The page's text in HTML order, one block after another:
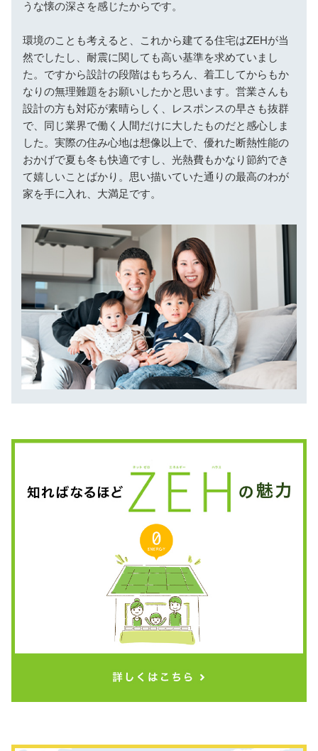
うな懐の深さを感じたからです。
環境のことも考えると、これから建てる住宅はZEHが当
然でしたし、耐震に関しても高い基準を求めていまし
た。ですから設計の段階はもちろん、着工してからもか
なりの無理難題をお願いしたかと思います。営業さんも
設計の方も対応が素晴らしく、レスポンスの早さも抜群
で、同じ業界で働く人間だけに大したものだと感心しま
した。実際の住み心地は想像以上で、優れた断熱性能の
おかげで夏も冬も快適ですし、光熱費もかなり節約でき
て嬉しいことばかり。思い描いていた通りの最高のわが
家を手に入れ、大満足です。